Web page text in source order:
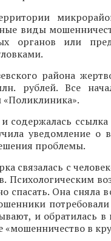
виды
органов или
района
рублей. Все
«Поликлиника».
содержалась
уведомление о
проблемы.
связалась с
Психологическим
Она сняла
и обратилась
«мошенничество в